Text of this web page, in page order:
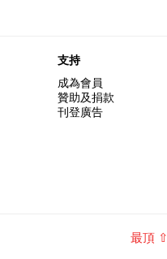
支持
成為會員
贊助及捐款
刊登廣告
最頂 ⇧